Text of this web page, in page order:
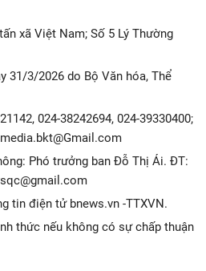
xã Việt Nam; Số 5 Lý Thường
31/3/2026 do Bộ Văn hóa, Thể
024-38242694, 024-39330400;
Phó trưởng ban Đỗ Thị Ái. ĐT:
tin điện tử bnews.vn -TTXVN.
thức nếu không có sự chấp thuận